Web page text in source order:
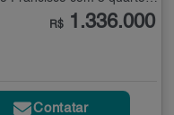
R$ 1.336.000
Contatar